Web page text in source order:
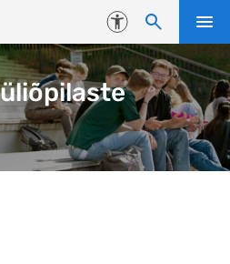
Juurdepääsetavus